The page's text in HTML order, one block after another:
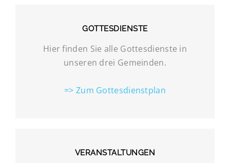
GOTTESDIENSTE
Hier finden Sie alle Gottesdienste in
unseren drei Gemeinden.
=> Zum Gottesdienstplan
VERANSTALTUNGEN